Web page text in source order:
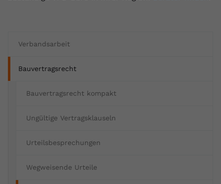
Verbandsarbeit
Bauvertragsrecht
Bauvertragsrecht kompakt
Ungültige Vertragsklauseln
Urteilsbesprechungen
Wegweisende Urteile
Name yt-remote-device-id
Anbieter Youtube.com
Videopräferenzen des Benutzers zu
Videos verwendet.